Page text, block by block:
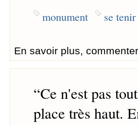
monument se
En savoir plus, commenter
“Ce n'est pas
place très haut.